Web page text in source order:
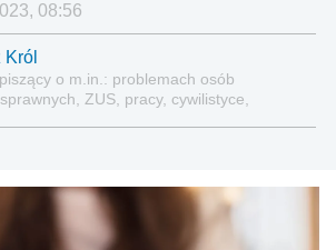
08:56
Król
o m.in.: problemach osób
ZUS, pracy, cywilistyce,